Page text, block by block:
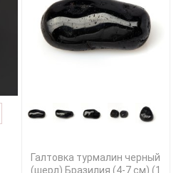
Галтовка турмалин черный
(шерл) Бразилия (4-7 см) (1